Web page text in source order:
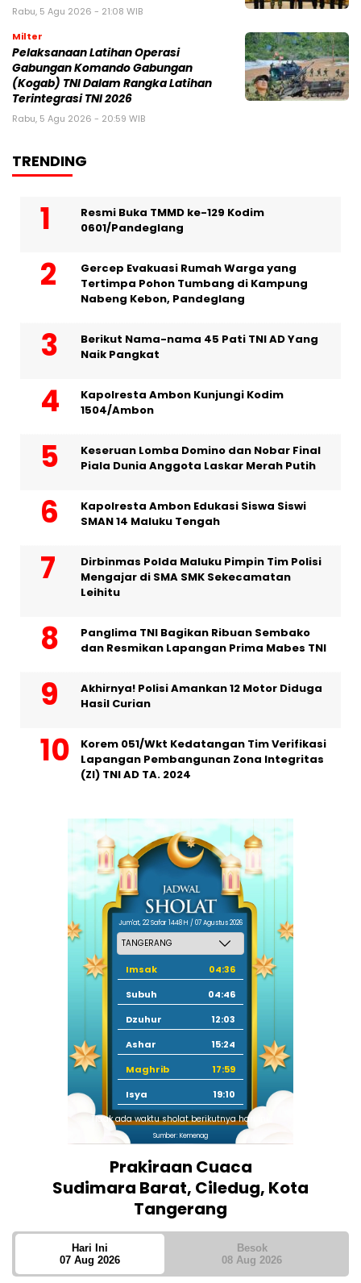
Rabu, 5 Agu 2026 - 21:08 WIB
Milter
Pelaksanaan Latihan Operasi
Gabungan Komando Gabungan
(Kogab) TNI Dalam Rangka Latihan
Terintegrasi TNI 2026
Rabu, 5 Agu 2026 - 20:59 WIB
TRENDING
Resmi Buka TMMD ke-129 Kodim
0601/Pandeglang
Gercep Evakuasi Rumah Warga yang
Tertimpa Pohon Tumbang di Kampung
Nabeng Kebon, Pandeglang
Berikut Nama-nama 45 Pati TNI AD Yang
Naik Pangkat
Kapolresta Ambon Kunjungi Kodim
1504/Ambon
Keseruan Lomba Domino dan Nobar Final
Piala Dunia Anggota Laskar Merah Putih
Kapolresta Ambon Edukasi Siswa Siswi
SMAN 14 Maluku Tengah
Dirbinmas Polda Maluku Pimpin Tim Polisi
Mengajar di SMA SMK Sekecamatan
Leihitu
Panglima TNI Bagikan Ribuan Sembako
dan Resmikan Lapangan Prima Mabes TNI
Akhirnya! Polisi Amankan 12 Motor Diduga
Hasil Curian
Korem 051/Wkt Kedatangan Tim Verifikasi
Lapangan Pembangunan Zona Integritas
(ZI) TNI AD TA. 2024
Jum'at, 22 Safar 1448 H / 07 Agustus 2026
Imsak
04:36
Subuh
04:46
Dzuhur
12:03
Ashar
15:24
Maghrib
17:59
Isya
19:10
Tidak ada waktu sholat berikutnya hari ini.
Sumber: Kemenag
Prakiraan Cuaca
Sudimara Barat, Ciledug, Kota
Tangerang
Hari Ini
07 Aug 2026
Besok
08 Aug 2026